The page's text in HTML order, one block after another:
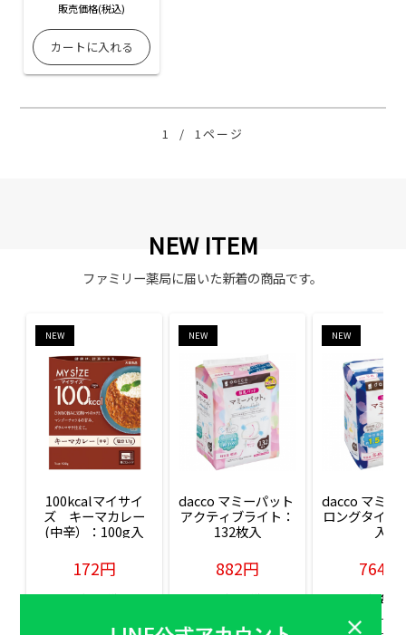
販売価格(税込)
1 / 1ページ
NEW ITEM
ファミリー薬局に届いた新着の商品です。
NEW
100kcalマイサイ
ズ　キーマカレー
(中辛）：100g入
172円
販売価格(税込)
NEW
dacco マミーパット
アクティブライト：
132枚入
882円
販売価格(税込)
NEW
dacco マミー
ロングタイム
入
764円
販売価格(税